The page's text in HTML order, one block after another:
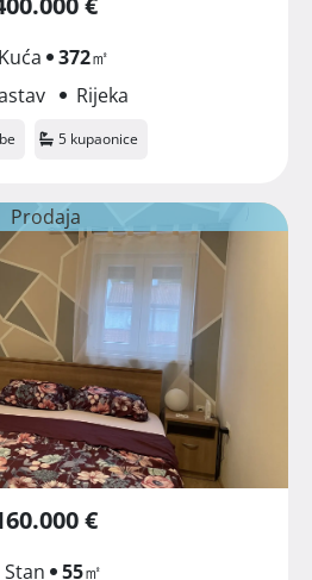
Kuća 372㎡
Rijeka
5 kupaonice
Prodaja
€
Stan 55㎡